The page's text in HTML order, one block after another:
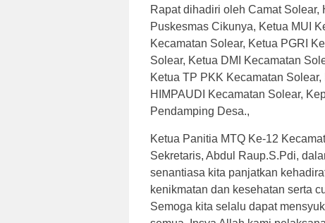
Rapat dihadiri oleh Camat
Puskesmas Cikunya, Ketua MUI
Kecamatan Solear, Ketua PGRI
Solear, Ketua DMI Kecamatan
Ketua TP PKK Kecamatan
HIMPAUDI Kecamatan Solear,
Pendamping Desa.,
Ketua Panitia MTQ Ke-12
Sekretaris, Abdul Raup.S.Pdi,
senantiasa kita panjatkan
kenikmatan dan kesehatan serta
Semoga kita selalu dapat